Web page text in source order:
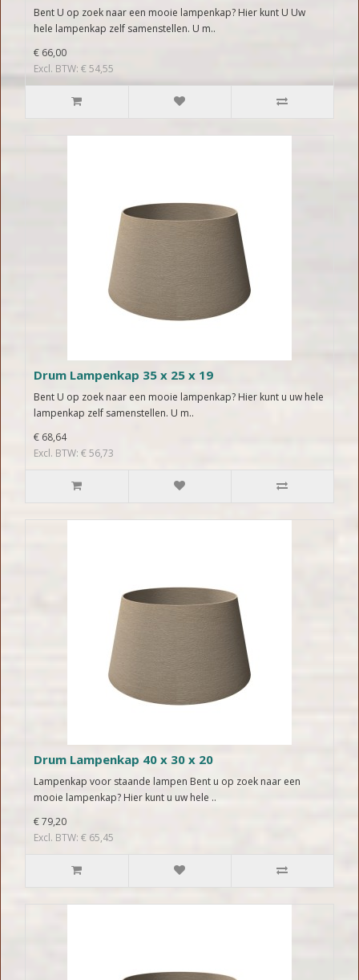
Bent U op zoek naar een mooie lampenkap? Hier kunt U Uw
hele lampenkap zelf samenstellen. U m..
€ 66,00
Excl. BTW: € 54,55
Drum Lampenkap 35 x 25 x 19
Bent U op zoek naar een mooie lampenkap? Hier kunt u uw hele
lampenkap zelf samenstellen. U m..
€ 68,64
Excl. BTW: € 56,73
Drum Lampenkap 40 x 30 x 20
Lampenkap voor staande lampen Bent u op zoek naar een
mooie lampenkap? Hier kunt u uw hele ..
€ 79,20
Excl. BTW: € 65,45